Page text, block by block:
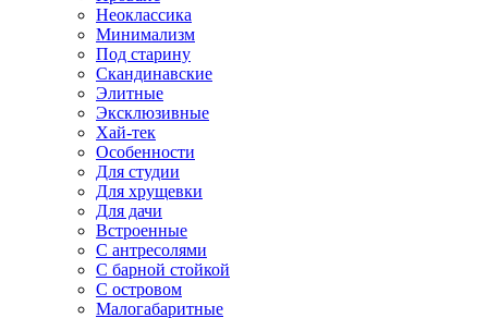
Неоклассика
Минимализм
Под старину
Скандинавские
Элитные
Эксклюзивные
Хай-тек
Особенности
Для студии
Для хрущевки
Для дачи
Встроенные
С антресолями
С барной стойкой
С островом
Малогабаритные